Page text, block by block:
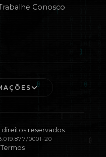
Conosco
reservados.
0001-20
Termos